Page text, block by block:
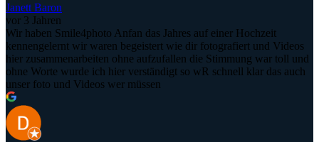
Janett Baron
vor 3 Jahren
Wir haben Smile4photo Anfan das Jahres auf einer Hochzeit
kennengelernt wir waren begeistert wie dir fotografiert und Videos
hier zusammenarbeiten ohne aufzufallen die Stimmung war toll und
ohne Worte wurde ich hier verständigt so wR schnell klar das auch
unser foto und Videos wer müssen